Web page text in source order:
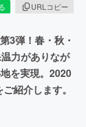
URLコピー
3弾！春・秋・
力がありなが
を実現。2020
紹介します。